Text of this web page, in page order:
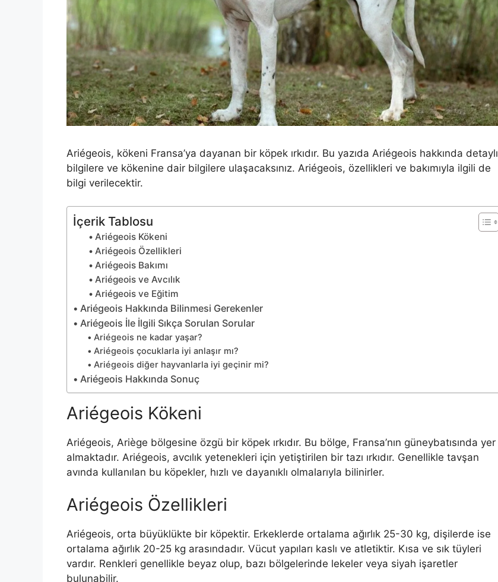
Ariégeois, kökeni Fransa’ya dayanan bir köpek ırkıdır. Bu yazıda Ariégeois hakkında detaylı
bilgilere ve kökenine dair bilgilere ulaşacaksınız. Ariégeois, özellikleri ve bakımıyla ilgili de
bilgi verilecektir.
İçerik Tablosu
Ariégeois Kökeni
Ariégeois Özellikleri
Ariégeois Bakımı
Ariégeois ve Avcılık
Ariégeois ve Eğitim
Ariégeois Hakkında Bilinmesi Gerekenler
Ariégeois İle İlgili Sıkça Sorulan Sorular
Ariégeois ne kadar yaşar?
Ariégeois çocuklarla iyi anlaşır mı?
Ariégeois diğer hayvanlarla iyi geçinir mi?
Ariégeois Hakkında Sonuç
Ariégeois Kökeni
Ariégeois, Ariège bölgesine özgü bir köpek ırkıdır. Bu bölge, Fransa’nın güneybatısında yer
almaktadır. Ariégeois, avcılık yetenekleri için yetiştirilen bir tazı ırkıdır. Genellikle tavşan
avında kullanılan bu köpekler, hızlı ve dayanıklı olmalarıyla bilinirler.
Ariégeois Özellikleri
Ariégeois, orta büyüklükte bir köpektir. Erkeklerde ortalama ağırlık 25-30 kg, dişilerde ise
ortalama ağırlık 20-25 kg arasındadır. Vücut yapıları kaslı ve atletiktir. Kısa ve sık tüyleri
vardır. Renkleri genellikle beyaz olup, bazı bölgelerinde lekeler veya siyah işaretler
bulunabilir.